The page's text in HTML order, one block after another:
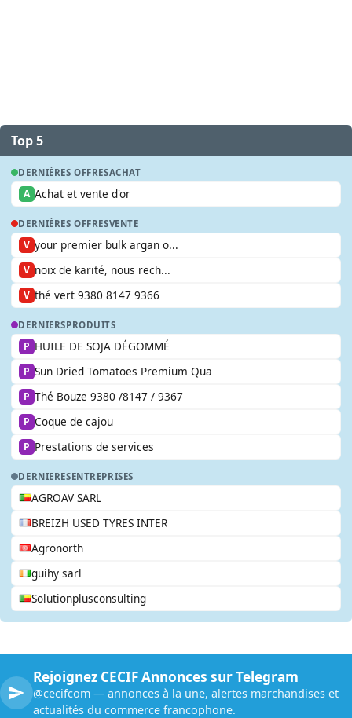
Top 5
DERNIÈRES OFFRESACHAT
A Achat et vente d'or
DERNIÈRES OFFRESVENTE
V your premier bulk argan o...
V noix de karité, nous rech...
V thé vert 9380 8147 9366
DERNIERSPRODUITS
P HUILE DE SOJA DÉGOMMÉ
P Sun Dried Tomatoes Premium Qua
P Thé Bouze 9380 /8147 / 9367
P Coque de cajou
P Prestations de services
DERNIERESENTREPRISES
AGROAV SARL
BREIZH USED TYRES INTER
Agronorth
guihy sarl
Solutionplusconsulting
Rejoignez CECIF Annonces sur Telegram
@cecifcom — annonces à la une, alertes marchandises et
actualités du commerce francophone.